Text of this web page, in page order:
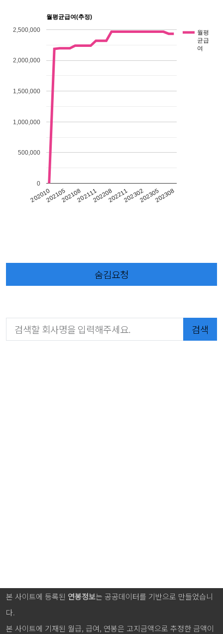
월평균급여(추정)
월평
균급
여
202010202105202108202111202208202211202302202305202308
0
500,000
1,000,000
1,500,000
2,000,000
2,500,000
숨김요청
검색
본 사이트에 등록된 연봉정보는 공공데이터를 기반으로 만들었습니
다.
본 사이트에 기재된 월급, 급여, 연봉은 고지금액으로 추정한 금액이